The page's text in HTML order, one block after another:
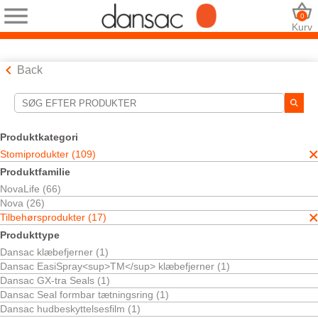
Kurv
0
Back
Produktkategori
Stomiprodukter (109)
Produktfamilie
NovaLife (66)
Nova (26)
Tilbehørsprodukter (17)
Produkttype
Dansac klæbefjerner (1)
Dansac EasiSpray<sup>TM</sup> klæbefjerner (1)
Dansac GX-tra Seals (1)
Dansac Seal formbar tætningsring (1)
Dansac hudbeskyttelsesfilm (1)
Søgeværktøjer
Dine valg:
Stomiprodukter
Tilbehørsprodukter
Dansac TRE Seal
Forsegling og pasta
Dit valg matchede1resultater
Sortér efter: